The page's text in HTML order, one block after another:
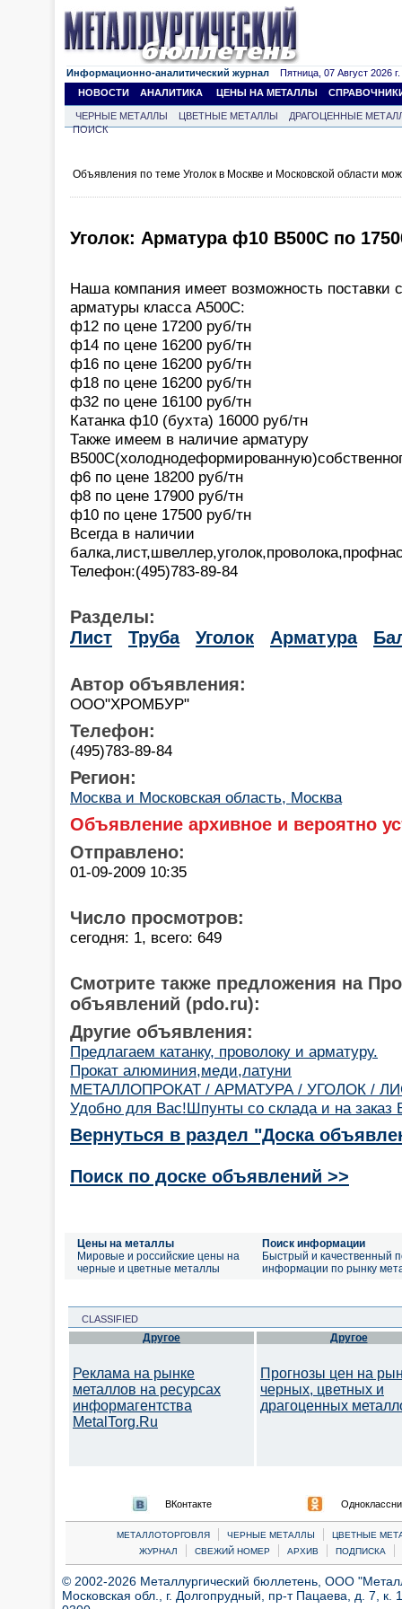
Информационно-аналитический журнал Пятница, 07 Август 2026 г.
НОВОСТИ
АНАЛИТИКА ЦЕНЫ НА МЕТАЛЛЫ
ЧЕРНЫЕ МЕТАЛЛЫ ЦВЕТНЫЕ МЕТАЛЛЫ
ДРАГОЦЕННЫЕ
ПОИСК
Объявления по теме Уголок в Москве и Московской области
Уголок: Арматура ф10 В500С по
Наша компания имеет возможность
арматуры класса А500С:
ф12 по цене 17200 руб/тн
ф14 по цене 16200 руб/тн
ф16 по цене 16200 руб/тн
ф18 по цене 16200 руб/тн
ф32 по цене 16100 руб/тн
Катанка ф10 (бухта) 16000 руб/тн
Также имеем в наличие арматуру
ф6 по цене 18200 руб/тн
ф8 по цене 17900 руб/тн
ф10 по цене 17500 руб/тн
Всегда в наличии
Телефон:(495)783-89-84
Разделы:
Лист
Труба Уголок Арматура
Автор объявления:
ООО"ХРОМБУР"
Телефон:
(495)783-89-84
Регион:
Москва и Московская область, Москва
Объявление архивное и вероятно
Отправлено:
01-09-2009 10:35
Число просмотров:
сегодня: 1, всего: 649
Смотрите также предложения на
объявлений (pdo.ru):
Другие объявления:
Предлагаем катанку, проволоку и арматуру.
Прокат алюминия,меди,латуни
МЕТАЛЛОПРОКАТ / АРМАТУРА / УГОЛОК /
Удобно для Вас!Шпунты со склада и на заказ
Вернуться в раздел "Доска
Поиск по доске объявлений >>
Цены на металлы
Мировые и российские цены на
черные и цветные металлы
Поиск информации
Быстрый и качественный
информации по рынку
CLASSIFIED
Другое
Реклама на рынке
металлов на ресурсах
информагентства
MetalTorg.Ru
Другое
Прогнозы цен на
черных, цветных и
драгоценных
ВКонтакте
МЕТАЛЛОТОРГОВЛЯ | ЧЕРНЫЕ МЕТАЛЛЫ |
ЦВЕТНЫЕ
ЖУРНАЛ
| СВЕЖИЙ НОМЕР | АРХИВ | ПОДПИСКА |
© 2002-2026 Металлургический бюллетень, ООО
Московская обл., г. Долгопрудный, пр-т Пацаева, д. 7,